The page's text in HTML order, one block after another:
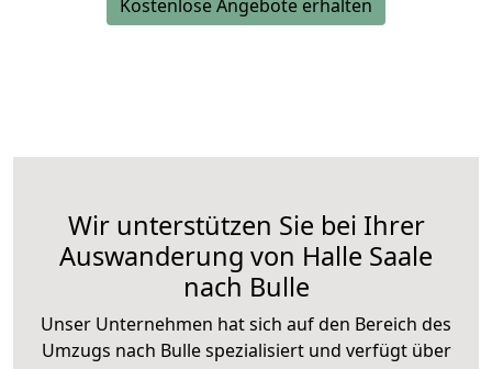
Kostenlose Angebote erhalten
Wir unterstützen Sie bei Ihrer
Auswanderung von Halle Saale
nach Bulle
Unser Unternehmen hat sich auf den Bereich des
Umzugs nach Bulle spezialisiert und verfügt über